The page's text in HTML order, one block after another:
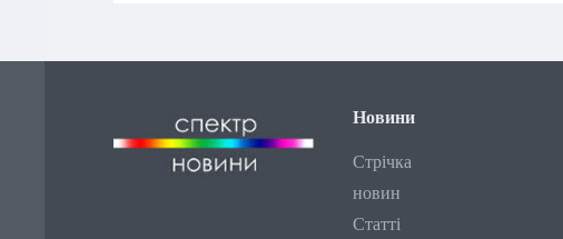
Новини
Стрічка
новин
Статті